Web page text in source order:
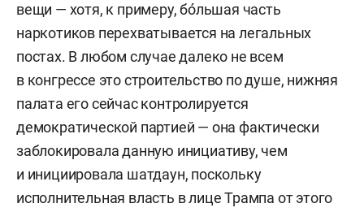
вещи — хотя, к примеру, бóльшая часть
наркотиков перехватывается на легальных
постах. В любом случае далеко не всем
в конгрессе это строительство по душе, нижняя
палата его сейчас контролируется
демократической партией — она фактически
заблокировала данную инициативу, чем
и инициировала шатдаун, поскольку
исполнительная власть в лице Трампа от этого